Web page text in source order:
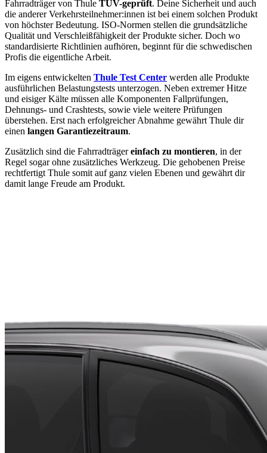
Fahrradträger von Thule TÜV-geprüft. Deine Sicherheit und auch
die anderer Verkehrsteilnehmer:innen ist bei einem solchen Produkt
von höchster Bedeutung. ISO-Normen stellen die grundsätzliche
Qualität und Verschleißfähigkeit der Produkte sicher. Doch wo
standardisierte Richtlinien aufhören, beginnt für die schwedischen
Profis die eigentliche Arbeit.
Im eigens entwickelten Thule Test Center werden alle Produkte
ausführlichen Belastungstests unterzogen. Neben extremer Hitze
und eisiger Kälte müssen alle Komponenten Fallprüfungen,
Dehnungs- und Crashtests, sowie viele weitere Prüfungen
überstehen. Erst nach erfolgreicher Abnahme gewährt Thule dir
einen langen Garantiezeitraum.
Zusätzlich sind die Fahrradträgereinfach zu montieren, in der
Regel sogar ohne zusätzliches Werkzeug. Die gehobenen Preise
rechtfertigt Thule somit auf ganz vielen Ebenen und gewährt dir
damit lange Freude am Produkt.